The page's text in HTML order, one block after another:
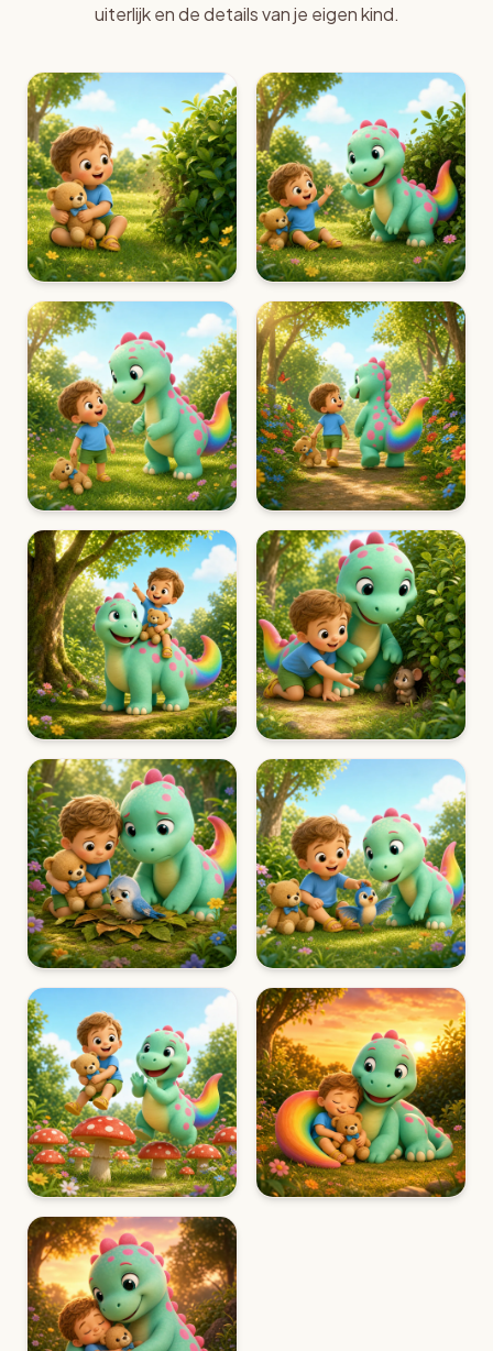
uiterlijk en de details van je eigen kind.